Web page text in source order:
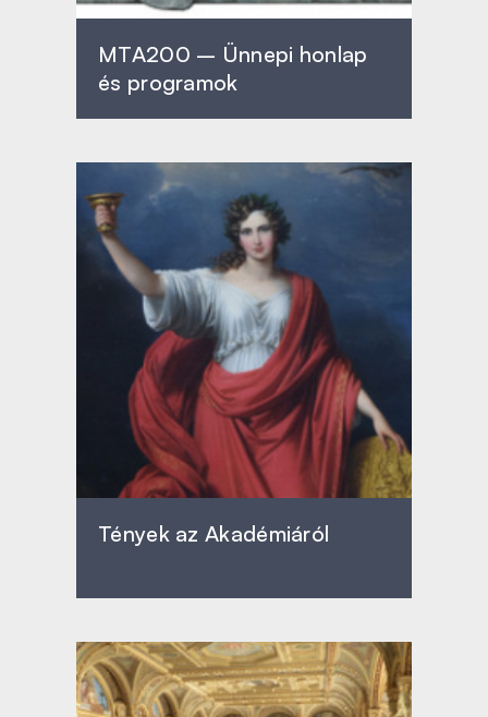
MTA200 – Ünnepi honlap
és programok
Tények az Akadémiáról